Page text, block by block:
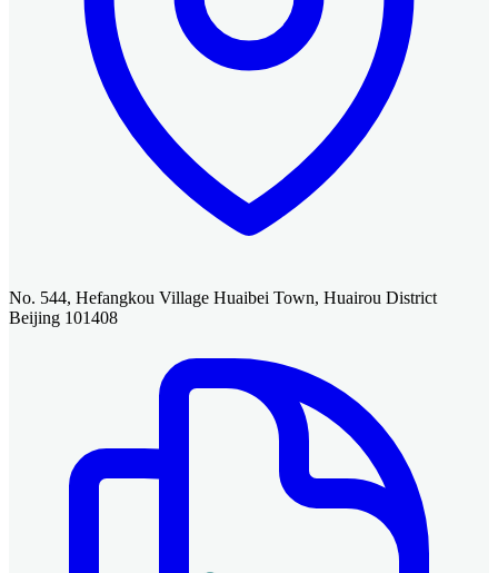
No. 544, Hefangkou Village Huaibei Town, Huairou District
Beijing 101408